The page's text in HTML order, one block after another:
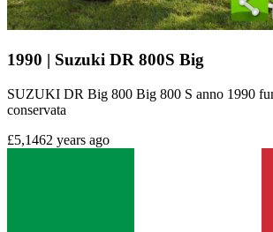
1990 | Suzuki DR 800S Big
SUZUKI DR Big 800 Big 800 S anno 1990
conservata
£5,1462 years ago